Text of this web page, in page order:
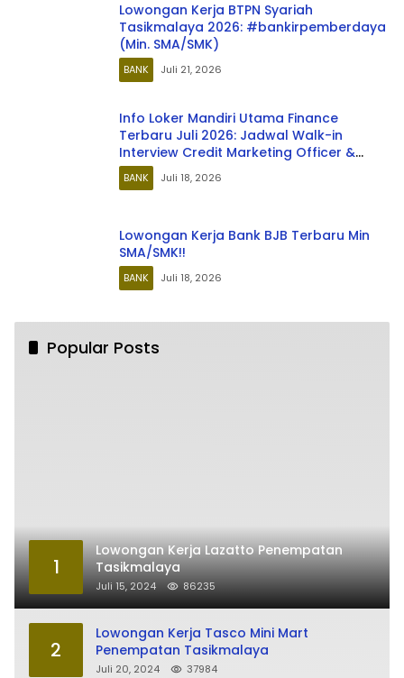
Lowongan Kerja BTPN Syariah
Tasikmalaya 2026: #bankirpemberdaya
(Min. SMA/SMK)
BANK Juli 21, 2026
Info Loker Mandiri Utama Finance
Terbaru Juli 2026: Jadwal Walk-in
Interview Credit Marketing Officer &
Business Relationship Officer
BANK Juli 18, 2026
Lowongan Kerja Bank BJB Terbaru Min
SMA/SMK!!
BANK Juli 18, 2026
Popular Posts
1
Lowongan Kerja Lazatto Penempatan
Tasikmalaya
Juli 15, 2024 86235
2
Lowongan Kerja Tasco Mini Mart
Penempatan Tasikmalaya
Juli 20, 2024 37984